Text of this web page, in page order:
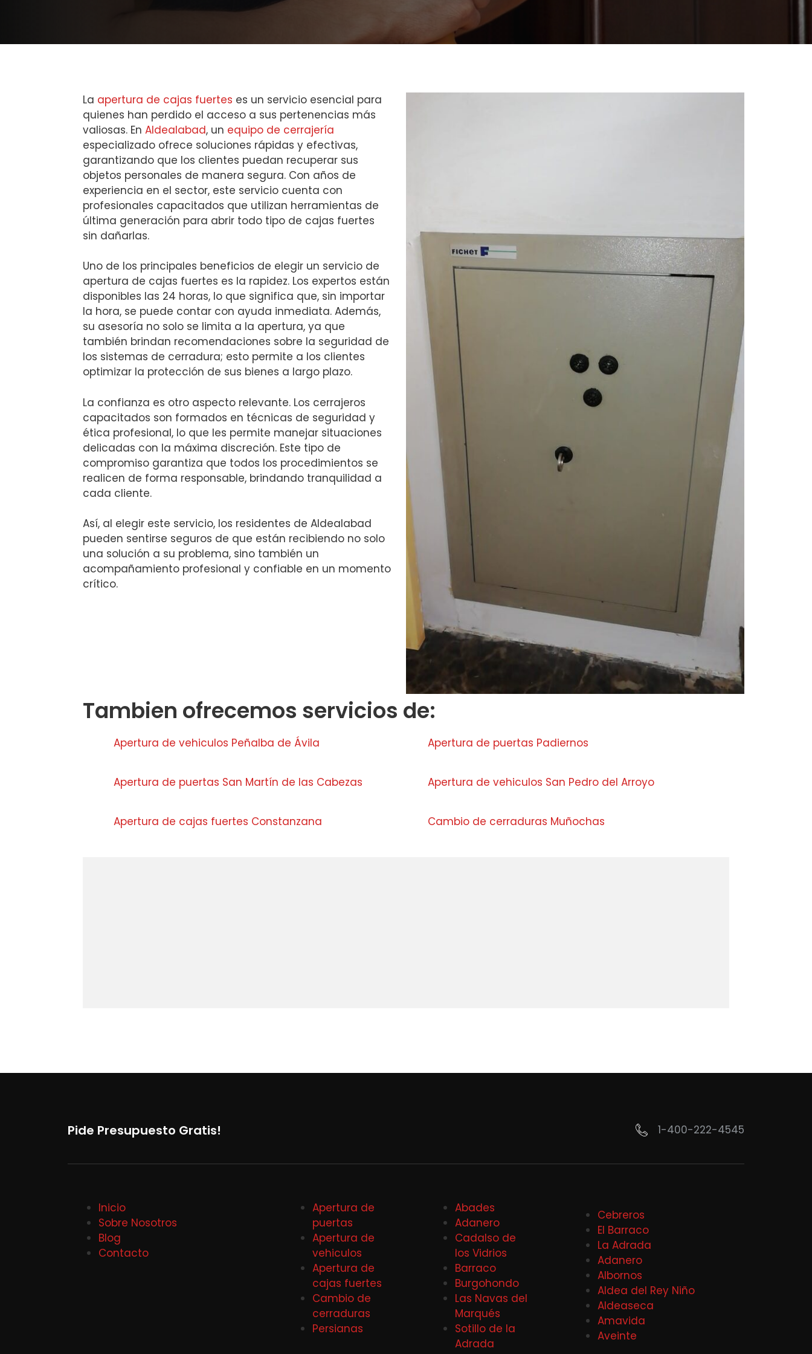
La apertura de cajas fuertes es un servicio esencial para
quienes han perdido el acceso a sus pertenencias más
valiosas. En Aldealabad, un equipo de cerrajería
especializado ofrece soluciones rápidas y efectivas,
garantizando que los clientes puedan recuperar sus
objetos personales de manera segura. Con años de
experiencia en el sector, este servicio cuenta con
profesionales capacitados que utilizan herramientas de
última generación para abrir todo tipo de cajas fuertes
sin dañarlas.
Uno de los principales beneficios de elegir un servicio de
apertura de cajas fuertes es la rapidez. Los expertos están
disponibles las 24 horas, lo que significa que, sin importar
la hora, se puede contar con ayuda inmediata. Además,
su asesoría no solo se limita a la apertura, ya que
también brindan recomendaciones sobre la seguridad de
los sistemas de cerradura; esto permite a los clientes
optimizar la protección de sus bienes a largo plazo.
La confianza es otro aspecto relevante. Los cerrajeros
capacitados son formados en técnicas de seguridad y
ética profesional, lo que les permite manejar situaciones
delicadas con la máxima discreción. Este tipo de
compromiso garantiza que todos los procedimientos se
realicen de forma responsable, brindando tranquilidad a
cada cliente.
Así, al elegir este servicio, los residentes de Aldealabad
pueden sentirse seguros de que están recibiendo no solo
una solución a su problema, sino también un
acompañamiento profesional y confiable en un momento
crítico.
Tambien ofrecemos servicios de:
Apertura de vehiculos Peñalba de Ávila Apertura de puertas Padiernos
Apertura de puertas San Martín de las Cabezas Apertura de vehiculos San Pedro del Arroyo
Apertura de cajas fuertes Constanzana Cambio de cerraduras Muñochas
Pide Presupuesto Gratis! 1-400-222-4545
Inicio
Sobre Nosotros
Blog
Contacto
Apertura de
puertas
Apertura de
vehiculos
Apertura de
cajas fuertes
Cambio de
cerraduras
Persianas
Abades
Adanero
Cadalso de
los Vidrios
Barraco
Burgohondo
Las Navas del
Marqués
Sotillo de la
Adrada
Cebreros
El Barraco
La Adrada
Adanero
Albornos
Aldea del Rey Niño
Aldeaseca
Amavida
Aveinte